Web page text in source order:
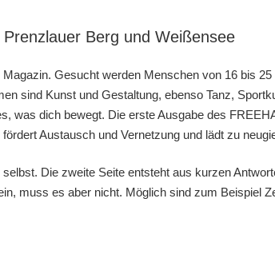
Berg und Weißensee
Gesucht werden Menschen von 16 bis
sind Kunst und Gestaltung, ebenso Tanz,
was dich bewegt. Die erste Ausgabe des
Austausch und Vernetzung und lädt zu
Die zweite Seite entsteht aus kurzen
muss es aber nicht. Möglich sind zum Beispiel